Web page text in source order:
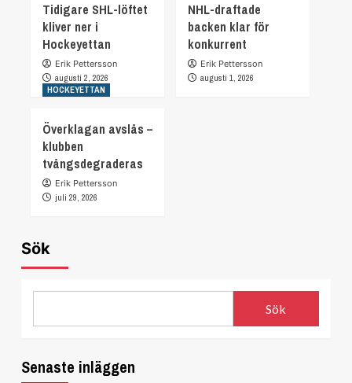
Tidigare SHL-löftet
kliver ner i
Hockeyettan
Erik Pettersson
augusti 2, 2026
NHL-draftade
backen klar för
konkurrent
Erik Pettersson
augusti 1, 2026
HOCKEYETTAN
Överklagan avslås –
klubben
tvångsdegraderas
Erik Pettersson
juli 29, 2026
Sök
Sök
Senaste inläggen